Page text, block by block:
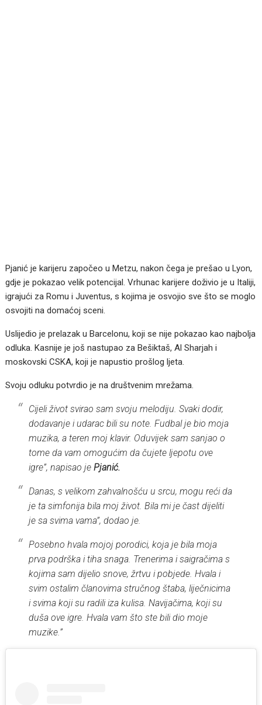
Pjanić je karijeru započeo u Metzu, nakon čega je prešao u Lyon,
gdje je pokazao velik potencijal. Vrhunac karijere doživio je u Italiji,
igrajući za Romu i Juventus, s kojima je osvojio sve što se moglo
osvojiti na domaćoj sceni.
Uslijedio je prelazak u Barcelonu, koji se nije pokazao kao najbolja
odluka. Kasnije je još nastupao za Bešiktaš, Al Sharjah i
moskovski CSKA, koji je napustio prošlog ljeta.
Svoju odluku potvrdio je na društvenim mrežama.
Cijeli život svirao sam svoju melodiju. Svaki dodir,
dodavanje i udarac bili su note. Fudbal je bio moja
muzika, a teren moj klavir. Oduvijek sam sanjao o
tome da vam omogućim da čujete ljepotu ove
igre”, napisao jePjanić.
Danas, s velikom zahvalnošću u srcu, mogu reći da
je ta simfonija bila moj život. Bila mi je čast dijeliti
je sa svima vama”, dodao je.
Posebno hvala mojoj porodici, koja je bila moja
prva podrška i tiha snaga. Trenerima i saigračima s
kojima sam dijelio snove, žrtvu i pobjede. Hvala i
svim ostalim članovima stručnog štaba, liječnicima
i svima koji su radili iza kulisa. Navijačima, koji su
duša ove igre. Hvala vam što ste bili dio moje
muzike.”